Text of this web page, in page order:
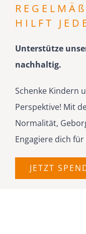
HILFT
Unter­stütze
nachhaltig.
Schenke Kindern
Perspektive! Mit
Norma­lität,
Engagiere dich
JETZT